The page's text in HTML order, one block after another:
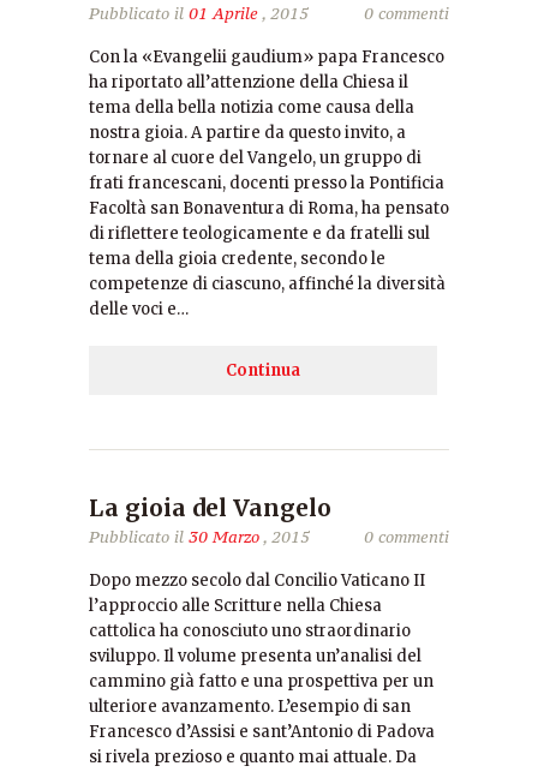
Pubblicato il 01 Aprile, 2015 0 commenti
Con la «Evangelii gaudium» papa Francesco
ha riportato all’attenzione della Chiesa il
tema della bella notizia come causa della
nostra gioia. A partire da questo invito, a
tornare al cuore del Vangelo, un gruppo di
frati francescani, docenti presso la Pontificia
Facoltà san Bonaventura di Roma, ha pensato
di riflettere teologicamente e da fratelli sul
tema della gioia credente, secondo le
competenze di ciascuno, affinché la diversità
delle voci e…
Continua
La gioia del Vangelo
Pubblicato il 30 Marzo, 2015 0 commenti
Dopo mezzo secolo dal Concilio Vaticano II
l’approccio alle Scritture nella Chiesa
cattolica ha conosciuto uno straordinario
sviluppo. Il volume presenta un’analisi del
cammino già fatto e una prospettiva per un
ulteriore avanzamento. L’esempio di san
Francesco d’Assisi e sant’Antonio di Padova
si rivela prezioso e quanto mai attuale. Da